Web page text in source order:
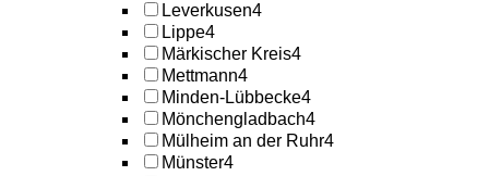
Leverkusen4
Lippe4
Märkischer Kreis4
Mettmann4
Minden-Lübbecke4
Mönchengladbach4
Mülheim an der Ruhr4
Münster4